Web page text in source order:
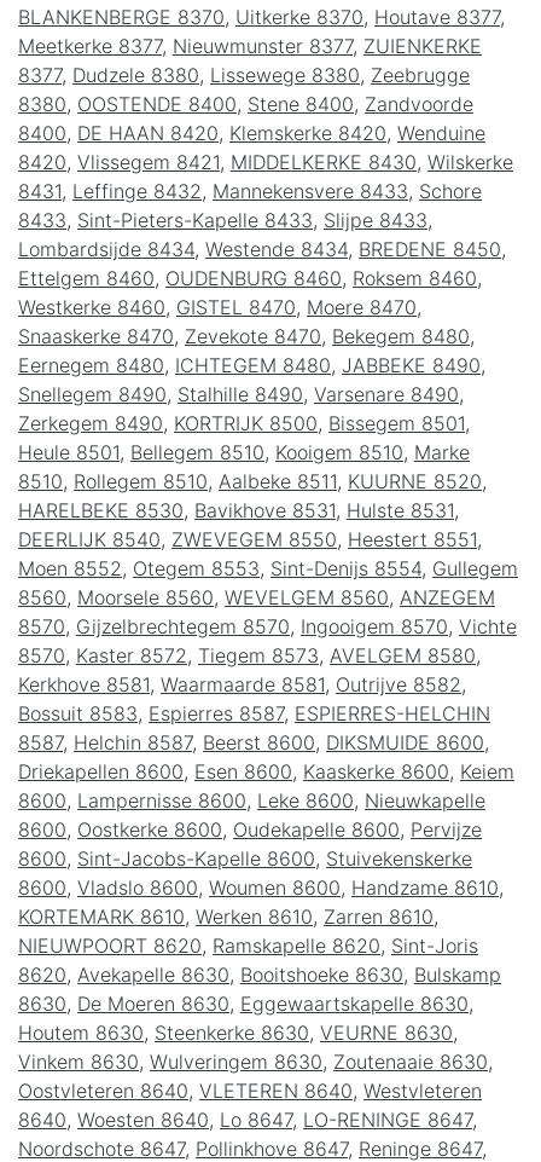
BLANKENBERGE 8370, Uitkerke 8370, Houtave 8377,
Meetkerke 8377, Nieuwmunster 8377, ZUIENKERKE
8377, Dudzele 8380, Lissewege 8380, Zeebrugge
8380, OOSTENDE 8400, Stene 8400, Zandvoorde
8400, DE HAAN 8420, Klemskerke 8420, Wenduine
8420, Vlissegem 8421, MIDDELKERKE 8430, Wilskerke
8431, Leffinge 8432 , Mannekensvere 8433, Schore
8433, Sint-Pieters-Kapelle 8433, Slijpe 8433,
Lombardsijde 8434, Westende 8434, BREDENE 8450,
Ettelgem 8460, OUDENBURG 8460, Roksem 8460,
Westkerke 8460, GISTEL 8470, Moere 8470,
Snaaskerke 8470, Zevekote 8470, Bekegem 8480,
Eernegem 8480, ICHTEGEM 8480, JABBEKE 8490,
Snellegem 8490, Stalhille 8490, Varsenare 8490,
Zerkegem 8490, KORTRIJK 8500, Bissegem 8501,
Heule 8501, Bellegem 8510, Kooigem 8510, Marke
8510, Rollegem 8510, Aalbeke 8511, KUURNE 8520,
HARELBEKE 8530, Bavikhove 8531, Hulste 8531,
DEERLIJK 8540, ZWEVEGEM 8550, Heestert 8551,
Moen 8552 , Otegem 8553, Sint-Denijs 8554, Gullegem
8560, Moorsele 8560, WEVELGEM 8560, ANZEGEM
8570, Gijzelbrechtegem 8570, Ingooigem 8570, Vichte
8570, Kaster 8572 , Tiegem 8573, AVELGEM 8580,
Kerkhove 8581, Waarmaarde 8581, Outrijve 8582 ,
Bossuit 8583, Espierres 8587, ESPIERRES-HELCHIN
8587, Helchin 8587, Beerst 8600, DIKSMUIDE 8600,
Driekapellen 8600, Esen 8600, Kaaskerke 8600, Keiem
8600, Lampernisse 8600, Leke 8600, Nieuwkapelle
8600, Oostkerke 8600, Oudekapelle 8600, Pervijze
8600, Sint-Jacobs-Kapelle 8600, Stuivekenskerke
8600, Vladslo 8600, Woumen 8600, Handzame 8610,
KORTEMARK 8610, Werken 8610, Zarren 8610,
NIEUWPOORT 8620, Ramskapelle 8620, Sint-Joris
8620, Avekapelle 8630, Booitshoeke 8630, Bulskamp
8630, De Moeren 8630, Eggewaartskapelle 8630,
Houtem 8630, Steenkerke 8630, VEURNE 8630,
Vinkem 8630, Wulveringem 8630, Zoutenaaie 8630,
Oostvleteren 8640, VLETEREN 8640, Westvleteren
8640, Woesten 8640, Lo 8647, LO-RENINGE 8647,
Noordschote 8647, Pollinkhove 8647, Reninge 8647,